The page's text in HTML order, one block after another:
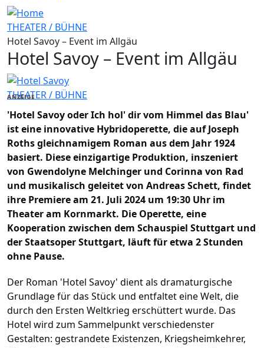
THEATER / BÜHNE
Hotel Savoy – Event im Allgäu
Hotel Savoy – Event im Allgäu
THEATER / BÜHNE
ANZEIGE
'Hotel Savoy oder Ich hol' dir vom Himmel das Blau'
ist eine innovative Hybridoperette, die auf Joseph
Roths gleichnamigem Roman aus dem Jahr 1924
basiert. Diese einzigartige Produktion, inszeniert
von Gwendolyne Melchinger und Corinna von Rad
und musikalisch geleitet von Andreas Schett, findet
ihre Premiere am 21. Juli 2024 um 19:30 Uhr im
Theater am Kornmarkt. Die Operette, eine
Kooperation zwischen dem Schauspiel Stuttgart und
der Staatsoper Stuttgart, läuft für etwa 2 Stunden
ohne Pause.
Der Roman 'Hotel Savoy' dient als dramaturgische
Grundlage für das Stück und entfaltet eine Welt, die
durch den Ersten Weltkrieg erschüttert wurde. Das
Hotel wird zum Sammelpunkt verschiedenster
Gestalten: gestrandete Existenzen, Kriegsheimkehrer,